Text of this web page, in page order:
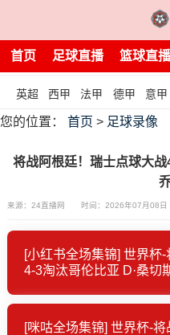
首页 足球直播 篮球直
英超 西甲 法甲 德甲 意甲
您的位置： 首页 > 足球录像
将战阿根廷！瑞士点球大
来源：24直播网 时间：2026年07月08日
[小红书全场集锦] 世界杯
4-3淘汰哥伦比亚 D·桑切
[咪咕全场集锦] 世界杯-